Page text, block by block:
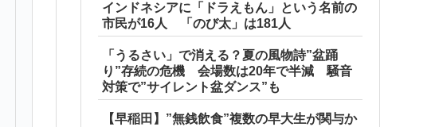
インドネシアに「ドラえもん」という名前の
市民が16人 「のび太」は181人
「うるさい」で消える？夏の風物詩”盆踊
り”存続の危機 会場数は20年で半減 騒音
対策で”サイレント盆ダンス”も
【早稲田】”無銭飲食”複数の早大生が関与か